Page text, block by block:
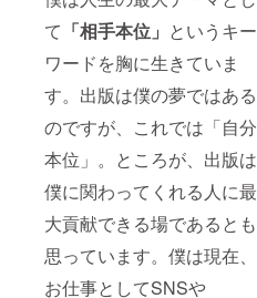
て 「相手本位」 というキー
ワードを胸に生きていま
す。出版は僕の夢ではある
のですが、これでは「自分
本位」。ところが、出版は
僕に関わってくれる人に最
大貢献できる場であるとも
思っています。僕は現在、
お仕事としてSNSや